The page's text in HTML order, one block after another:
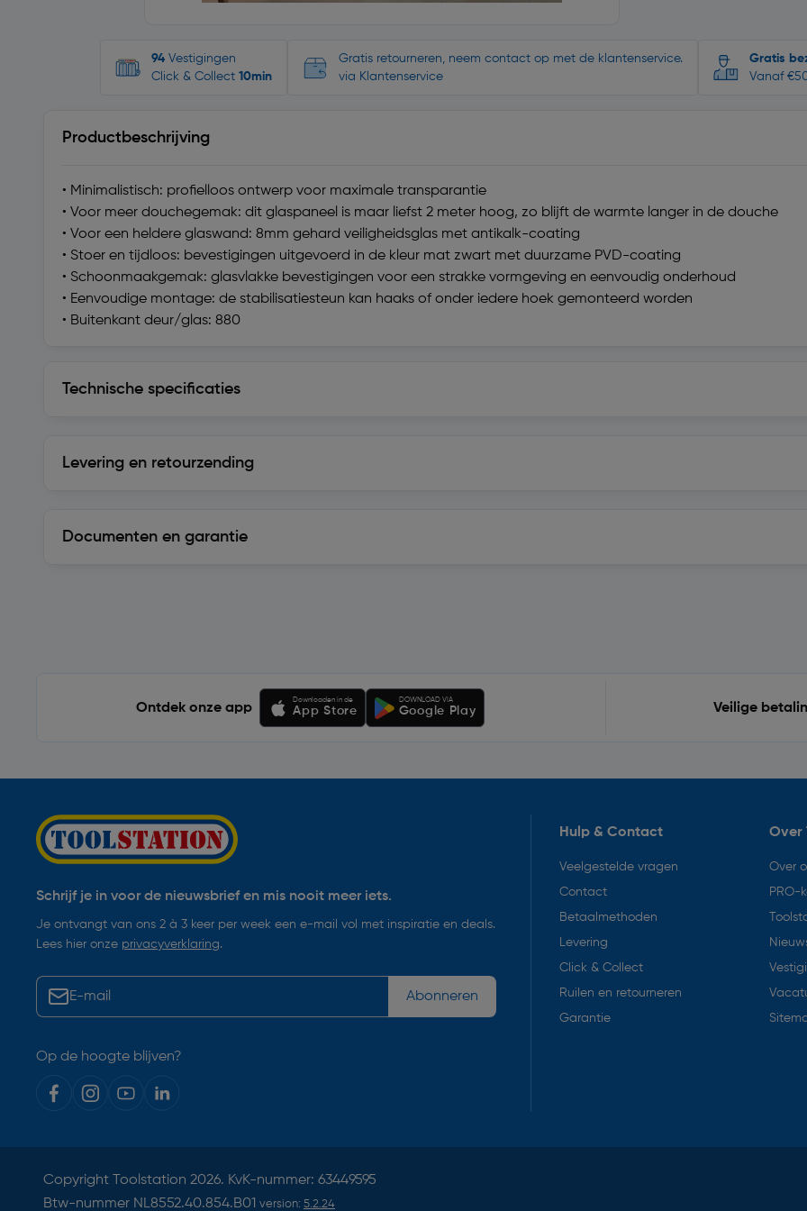
94 Vestigingen
Click & Collect 10min
Gratis retourneren, neem contact op met de klantenservice.
via Klantenservice
Gratis
Vanaf
Productbeschrijving
• Minimalistisch: profielloos ontwerp voor maximale transparantie
• Voor meer douchegemak: dit glaspaneel is maar liefst 2 meter hoog, zo blijft de warmte langer in de douche
• Voor een heldere glaswand: 8mm gehard veiligheidsglas met antikalk-coating
• Stoer en tijdloos: bevestigingen uitgevoerd in de kleur mat zwart met duurzame PVD-coating
• Schoonmaakgemak: glasvlakke bevestigingen voor een strakke vormgeving en eenvoudig onderhoud
• Eenvoudige montage: de stabilisatiesteun kan haaks of onder iedere hoek gemonteerd worden
• Buitenkant deur/glas: 880
Technische specificaties
Levering en retourzending
Documenten en garantie
Ontdek onze app
Downloaden in de
App Store
DOWNLOAD VIA
Google Play Veilige
Schrijf je in voor de nieuwsbrief en mis nooit meer iets.
Je ontvangt van ons 2 à 3 keer per week een e-mail vol met inspiratie en deals.
Lees hier onze privacyverklaring.
Abonneren
Op de hoogte blijven?
Hulp & Contact
Veelgestelde vragen
Contact
Betaalmethoden
Levering
Click & Collect
Ruilen en retourneren
Garantie
Over
Over
PRO-
Copyright Toolstation 2026. KvK-nummer: 63449595
Btw-nummer NL8552.40.854.B01 version: 5.2.24